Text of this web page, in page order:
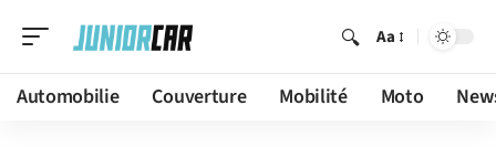
Aa
Automobilie Couverture Mobilité Moto